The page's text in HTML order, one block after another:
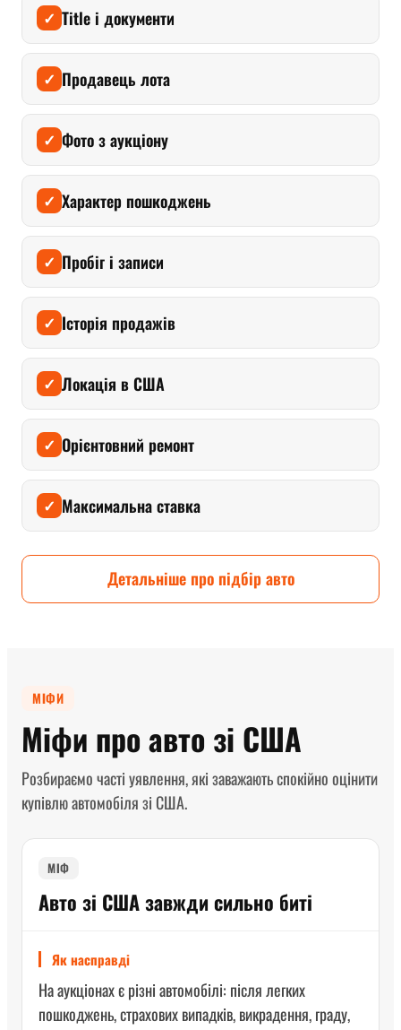
✓ Title і документи
✓ Продавець лота
✓ Фото з аукціону
✓ Характер пошкоджень
✓ Пробіг і записи
✓ Історія продажів
✓ Локація в США
✓ Орієнтовний ремонт
✓ Максимальна ставка
Детальніше про підбір авто
МІФИ
Міфи про авто зі США
Розбираємо часті уявлення, які заважають спокійно оцінити
купівлю автомобіля зі США.
МІФ
Авто зі США завжди сильно биті
Як насправді
На аукціонах є різні автомобілі: після легких
пошкоджень, страхових випадків, викрадення, граду,